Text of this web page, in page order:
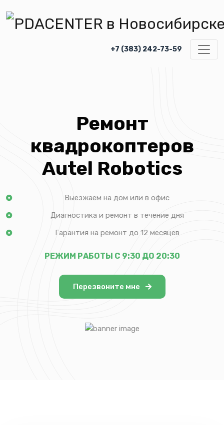
+7 (383) 242-73-59
Ремонт
квадрокоптеров
Autel Robotics
Выезжаем на дом или в офис
Диагностика и ремонт в течение дня
Гарантия на ремонт до 12 месяцев
РЕЖИМ РАБОТЫ С 9:30 ДО 20:30
Перезвоните мне